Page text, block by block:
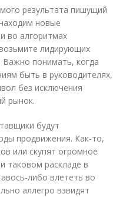
результата пишущий
новые
во алгоритмах
лидирующих
Важно понимать, когда
быть в руководителях,
без исключения
рынок.
будут
продвижения. Как-то,
или скупят огромное
таковом раскладе в
либо влететь во
аллегро взвидят